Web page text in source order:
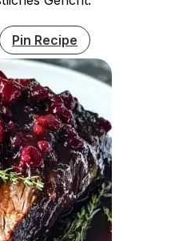
Pin Recipe